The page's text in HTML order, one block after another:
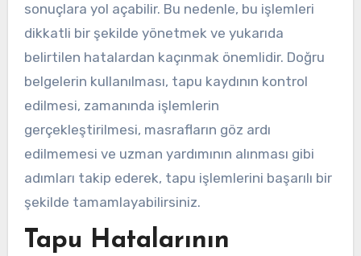
sonuçlara yol açabilir. Bu nedenle, bu işlemleri
dikkatli bir şekilde yönetmek ve yukarıda
belirtilen hatalardan kaçınmak önemlidir. Doğru
belgelerin kullanılması, tapu kaydının kontrol
edilmesi, zamanında işlemlerin
gerçekleştirilmesi, masrafların göz ardı
edilmemesi ve uzman yardımının alınması gibi
adımları takip ederek, tapu işlemlerini başarılı bir
şekilde tamamlayabilirsiniz.
Tapu Hatalarının